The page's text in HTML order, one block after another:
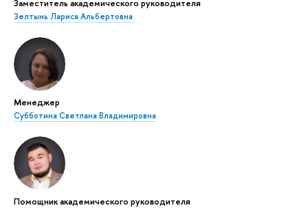
Заместитель академического руководителя
Зелтынь Лариса Альбертовна
Менеджер
Субботина Светлана Владимировна
Помощник академического руководителя